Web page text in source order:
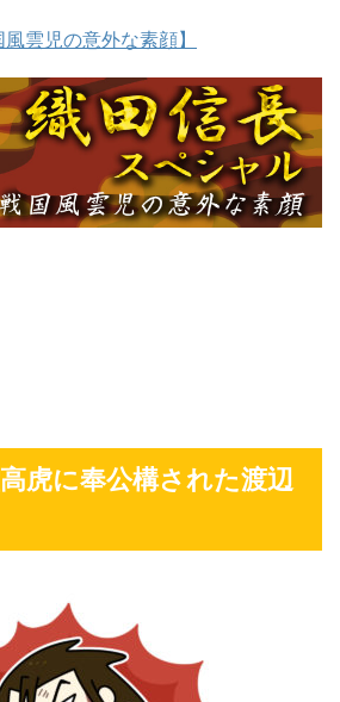
風雲児の意外な素顔】
虎に奉公構された渡辺